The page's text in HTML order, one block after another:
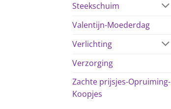
Steekschuim
Valentijn-Moederdag
Verlichting
Verzorging
Zachte prijsjes-Opruiming-
Koopjes